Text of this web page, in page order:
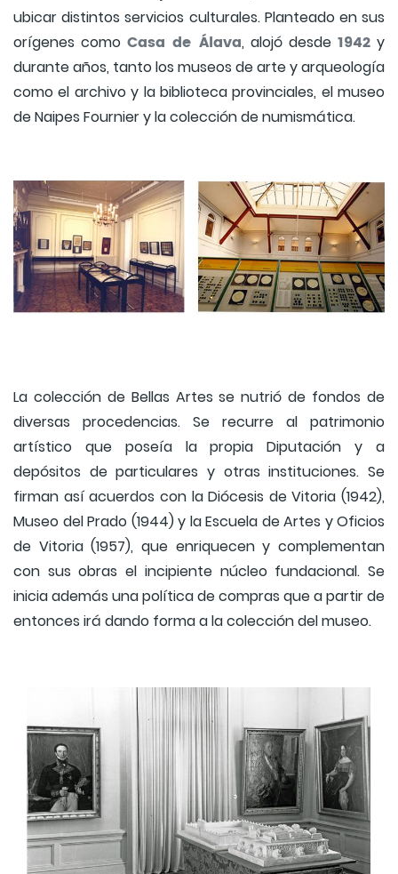
ubicar distintos servicios culturales. Planteado en sus
orígenes comoCasa de Álava, alojó desde 1942y
durante años, tanto los museos de arte y arqueología
como el archivo y la biblioteca provinciales, el museo
de Naipes Fournier y la colección de numismática.
La colección de Bellas Artes se nutrió de fondos de
diversas procedencias. Se recurre al patrimonio
artístico que poseía la propia Diputación y a
depósitos de particulares y otras instituciones. Se
firman así acuerdos con la Diócesis de Vitoria (1942),
Museo del Prado (1944) y la Escuela de Artes y Oficios
de Vitoria (1957), que enriquecen y complementan
con sus obras el incipiente núcleo fundacional. Se
inicia además una política de compras que a partir de
entonces irá dando forma a la colección del museo.